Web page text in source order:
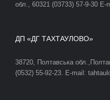
обл., 60321 (03733) 57-9-30
ДП «ДГ ТАХТАУЛОВО»
38720, Полтавська
(0532) 55-92-23. E-mail: